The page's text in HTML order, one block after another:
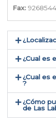
Fax:
¿Cual es
¿Cual es
?
¿Cómo
de Las